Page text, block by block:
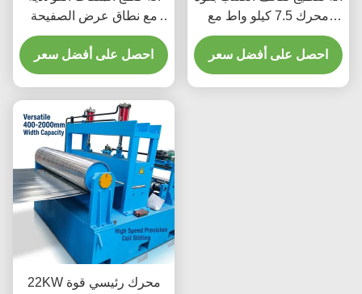
مع نطاق عرض الصفيحة
400-2000mm وشفرات
الفولاذ عالية السرعة (HSS)
مدعومة بمحرك رئيسي
احصل على أفضل سعر
محرك 7.5 كيلو واط مع
عرض لفائف أدنى 500 مم
ونظام تحكم PLC
احصل على أفضل سعر
22KW محرك رئيسي قوة